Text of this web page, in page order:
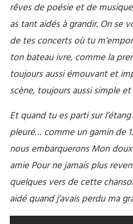
rêves de poésie et de
as tant aidés à grandir. On se
de tes concerts où tu
ton bateau ivre, comme la
toujours aussi émouvant et
scène, toujours aussi simple
Et quand tu es parti sur l’étang
pleuré… comme un gamin de
nous embarquerons Mon
amie Pour ne jamais plus
quelques vers de cette
aidé quand j’avais perdu ma